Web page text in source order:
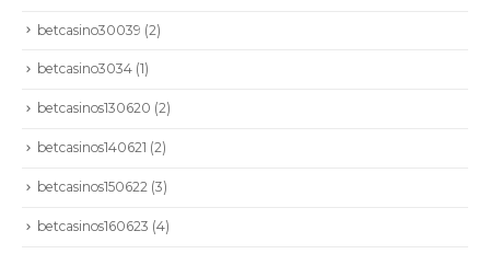
betcasino30039 (2)
betcasino3034 (1)
betcasinos130620 (2)
betcasinos140621 (2)
betcasinos150622 (3)
betcasinos160623 (4)